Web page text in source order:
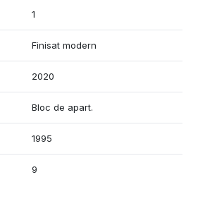
1
Finisat modern
2020
Bloc de apart.
1995
9